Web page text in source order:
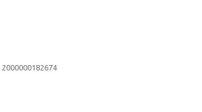
2000000182674